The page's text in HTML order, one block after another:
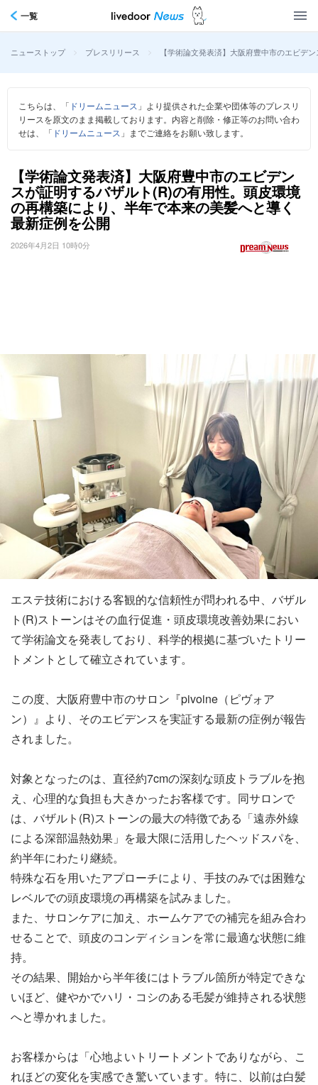
一覧
ニューストップ > プレスリリース > 【学術論文発表済】大阪府豊中市のエビデ
こちらは、「 ドリームニュース 」より提供された企業や団体等のプレスリ
リースを原文のまま掲載しております。内容と削除・修正等のお問い合わ
せは、「 ドリームニュース 」までご連絡をお願い致します。
【学術論文発表済】大阪府豊中市のエビデン
スが証明するバザルト(R)の有用性。頭皮環境
の再構築により、半年で本来の美髪へと導く
最新症例を公開
2026年4月2日 10時0分
エステ技術における客観的な信頼性が問われる中、バザル
ト(R)ストーンはその血行促進・頭皮環境改善効果におい
て学術論文を発表しており、科学的根拠に基づいたトリー
トメントとして確立されています。
この度、大阪府豊中市のサロン『pivoine（ピヴォア
ン）』より、そのエビデンスを実証する最新の症例が報告
されました。
対象となったのは、直径約7cmの深刻な頭皮トラブルを抱
え、心理的な負担も大きかったお客様です。同サロンで
は、バザルト(R)ストーンの最大の特徴である「遠赤外線
による深部温熱効果」を最大限に活用したヘッドスパを、
約半年にわたり継続。
特殊な石を用いたアプローチにより、手技のみでは困難な
レベルでの頭皮環境の再構築を試みました。
また、サロンケアに加え、ホームケアでの補完を組み合わ
せることで、頭皮のコンディションを常に最適な状態に維
持。
その結果、開始から半年後にはトラブル箇所が特定できな
いほど、健やかでハリ・コシのある毛髪が維持される状態
へと導かれました。
お客様からは「心地よいトリートメントでありながら、こ
れほどの変化を実感でき驚いています。特に、以前は白髪